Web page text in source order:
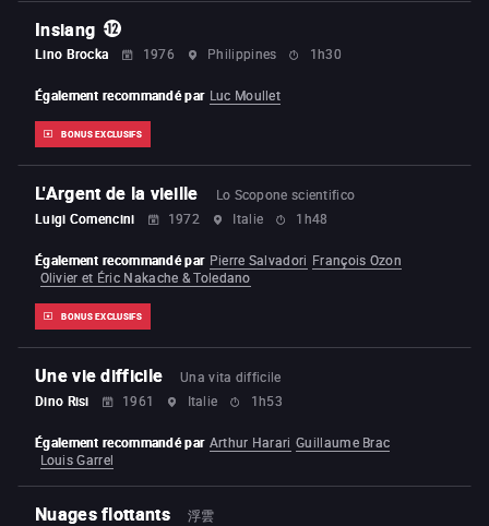
Insiang
Lino Brocka 1976 Philippines 1h30
BONUS EXCLUSIFS
Également recommandé par Luc Moullet
L'Argent de la vieille
Lo Scopone scientifico
Luigi Comencini
1972 Italie 1h48
BONUS EXCLUSIFS
Également recommandé par Pierre Salvadori François Ozon
Olivier et Éric Nakache & Toledano
Une vie difficile
Una vita difficile
Dino Risi
1961 Italie 1h53
Également recommandé par Arthur Harari Guillaume Brac
Louis Garrel
Nuages flottants 浮雲